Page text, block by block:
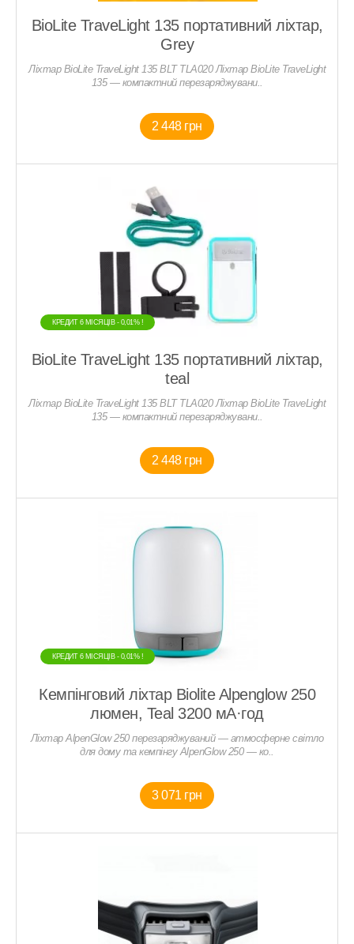
BioLite TraveLight 135 портативний ліхтар,
Grey
Ліхтар BioLite TraveLight 135 BLT TLA020 Ліхтар BioLite TraveLight
135 — компактний перезаряджувани..
2 448 грн
КРЕДИТ 6 МIСЯЦIВ - 0,01% !
BioLite TraveLight 135 портативний ліхтар,
teal
Ліхтар BioLite TraveLight 135 BLT TLA020 Ліхтар BioLite TraveLight
135 — компактний перезаряджувани..
2 448 грн
КРЕДИТ 6 МIСЯЦIВ - 0,01% !
Кемпінговий ліхтар Biolite Alpenglow 250
люмен, Teal 3200 мА·год
Ліхтар AlpenGlow 250 перезаряджуваний — атмосферне світло
для дому та кемпінгу AlpenGlow 250 — ко..
3 071 грн